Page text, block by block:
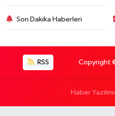
Son Dakika Haberleri
RSS Copyright
Haber